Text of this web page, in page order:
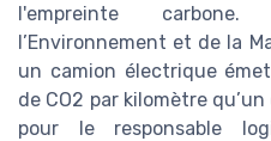
l'empreinte
l’Environnement et de la
un camion électrique
de CO2 par kilomètre
pour le responsable